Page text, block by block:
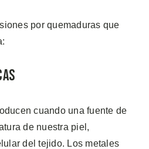
por quemaduras que
cuando una fuente de
de nuestra piel,
del tejido. Los metales